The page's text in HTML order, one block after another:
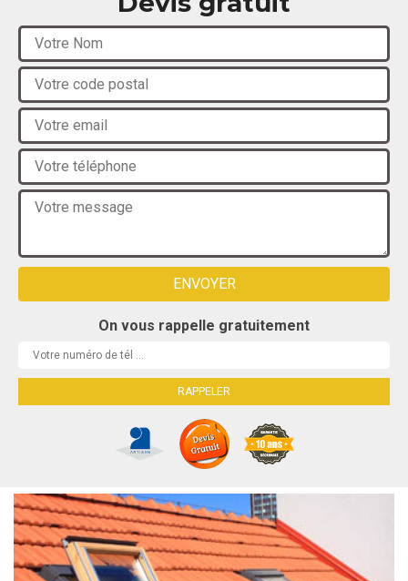
On vous rappelle gratuitement